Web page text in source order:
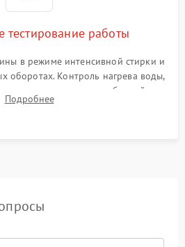
тестирование работы
в режиме интенсивной стирки и
оборотах. Контроль нагрева воды,
отсутствия излишних вибраций,
и протечек под корпусом.
Подробнее